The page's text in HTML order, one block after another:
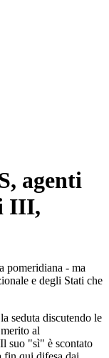
agenti
III,
pomeridiana - ma
e degli Stati che
seduta discutendo le
al
suo "sì" è scontato